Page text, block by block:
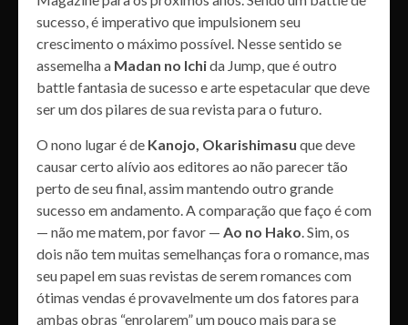
sucesso, é imperativo que impulsionem seu
crescimento o máximo possível. Nesse sentido se
assemelha a Madan no Ichida Jump, que é outro
battle fantasia de sucesso e arte espetacular que deve
ser um dos pilares de sua revista para o futuro.
O nono lugar é de Kanojo, Okarishimasu que deve
causar certo alívio aos editores ao não parecer tão
perto de seu final, assim mantendo outro grande
sucesso em andamento. A comparação que faço é com
— não me matem, por favor — Ao no Hako. Sim, os
dois não tem muitas semelhanças fora o romance, mas
seu papel em suas revistas de serem romances com
ótimas vendas é provavelmente um dos fatores para
ambas obras “enrolarem” um pouco mais para se